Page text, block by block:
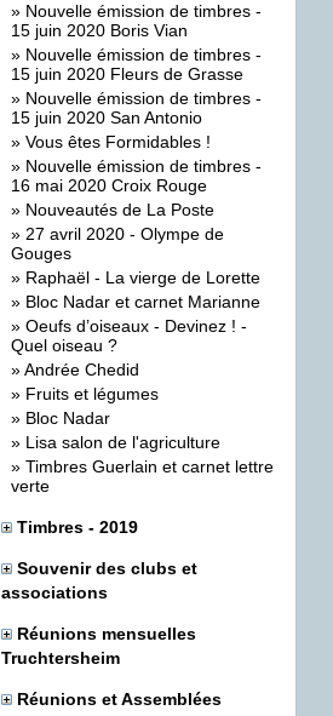
» Nouvelle émission de timbres -
15 juin 2020 Boris Vian
» Nouvelle émission de timbres -
15 juin 2020 Fleurs de Grasse
» Nouvelle émission de timbres -
15 juin 2020 San Antonio
» Vous êtes Formidables !
» Nouvelle émission de timbres -
16 mai 2020 Croix Rouge
» Nouveautés de La Poste
» 27 avril 2020 - Olympe de
Gouges
» Raphaël - La vierge de Lorette
» Bloc Nadar et carnet Marianne
» Oeufs d’oiseaux - Devinez ! -
Quel oiseau ?
»Andrée Chedid
» Fruits et légumes
» Bloc Nadar
» Lisa salon de l'agriculture
» Timbres Guerlain et carnet lettre
verte
Timbres - 2019
Souvenir des clubs et
associations
Réunions mensuelles
Truchtersheim
Réunions et Assemblées